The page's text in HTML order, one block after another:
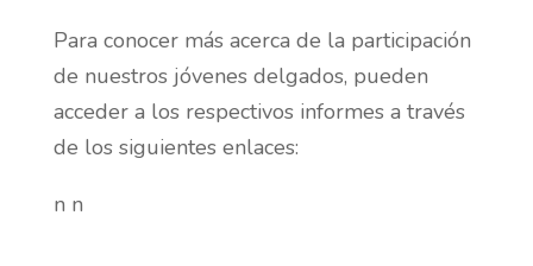
Para conocer más acerca de la participación
de nuestros jóvenes delgados, pueden
acceder a los respectivos informes a través
de los siguientes enlaces:
n n